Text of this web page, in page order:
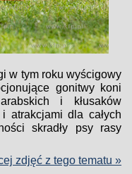
w tym roku wyścigowy
gonitwy koni
i kłusaków
atrakcjami dla całych
skradły psy rasy
zdjęć z tego tematu »